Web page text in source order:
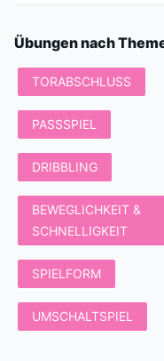
Übungen nach
TORABSCHLUSS
PASSSPIEL
DRIBBLING
BEWEGLICHKEIT &
SCHNELLIGKEIT
SPIELFORM
UMSCHALTSPIEL